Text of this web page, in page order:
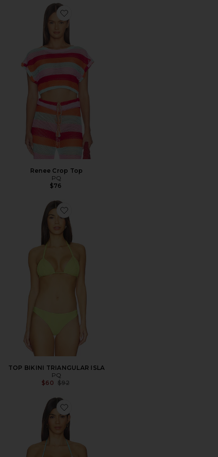
Favorite Renee Crop Top
Renee Crop Top
PQ
$76
Favorite TOP BIKINI TRIANGULAR ISLA
TOP BIKINI TRIANGULAR ISLA
PQ
$60 Previous price:
$92
Favorite TOP BIKINI TRIANGULAR TRIANGLE BIKINI